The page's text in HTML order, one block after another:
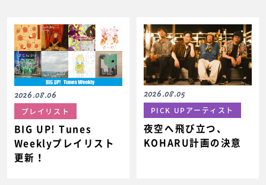
2026.08.06
プレイリスト
BIG UP! Tunes
Weeklyプレイリスト
更新！
2026.08.05
PICK UPアーティスト
夜空へ飛び立つ、
KOHARU計画の決意